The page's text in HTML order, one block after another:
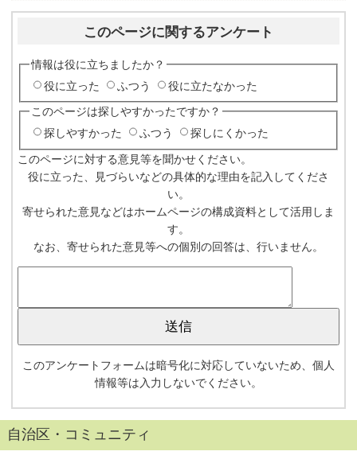
このページに関するアンケート
情報は役に立ちましたか？
役に立った
ふつう 役に立たなかった
このページは探しやすかったですか？
探しやすかった
ふつう 探しにくかった
このページに対する意見等を聞かせください。
役に立った、見づらいなどの具体的な理由を記入してくださ
い。
寄せられた意見などはホームページの構成資料として活用しま
す。
なお、寄せられた意見等への個別の回答は、行いません。
このアンケートフォームは暗号化に対応していないため、個人
情報等は入力しないでください。
自治区・コミュニティ